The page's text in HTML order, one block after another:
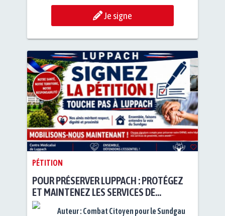
Je signe
PÉTITION
POUR PRÉSERVER LUPPACH : PROTÉGEZ
ET MAINTENEZ LES SERVICES DE
PROXIMITÉ
Auteur : Combat Citoyen pour le Sundgau